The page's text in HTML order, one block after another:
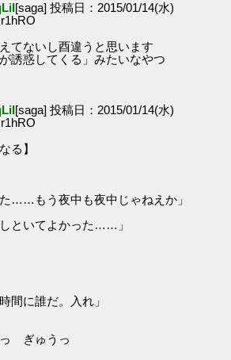
[saga] 投稿日：2015/01/14(水)
てないし酉違うと思います
誘惑してくる」みたいなやつ
[saga] 投稿日：2015/01/14(水)
る】
……もう夜中も夜中じゃねえか」
といてよかった……」
に誰だ。入れ」
ぎゅうっ